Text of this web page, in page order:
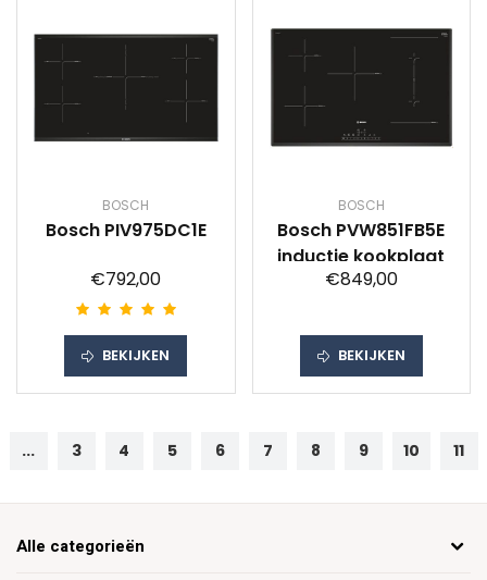
BOSCH
Bosch PIV975DC1E
€792,00
BEKIJKEN
BOSCH
Bosch PVW851FB5E
inductie kookplaat
€849,00
BEKIJKEN
... 3 4 5 6 7 8 9 10 11
Alle categorieën